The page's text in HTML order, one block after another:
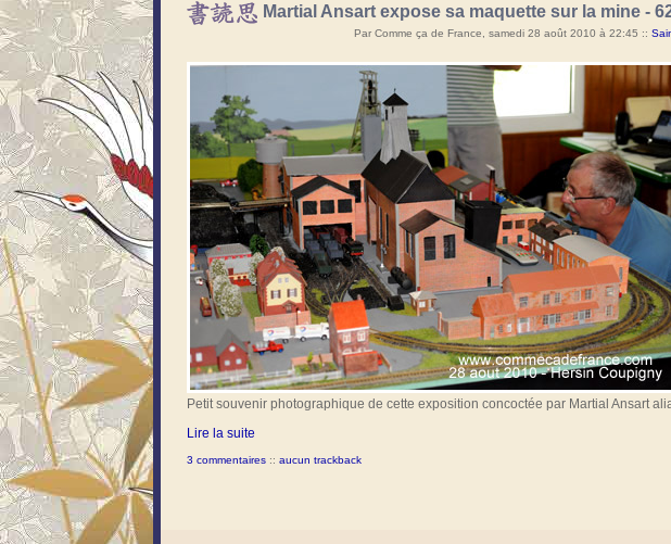
Martial Ansart expose sa maquette sur la mine -
Par Comme ça de France, samedi 28 août 2010 à 22:45 ::
Petit souvenir photographique de cette exposition concoctée par Martial Ansart
Lire la suite
3 commentaires :: aucun trackback